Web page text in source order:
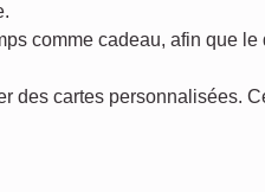
comme cadeau, afin que
cartes personnalisées.